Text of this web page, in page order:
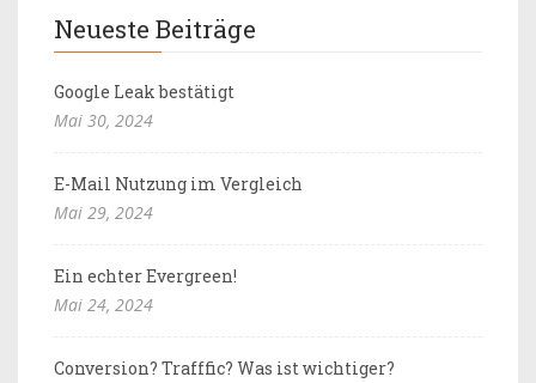
Neueste Beiträge
Google Leak bestätigt
Mai 30, 2024
E-Mail Nutzung im Vergleich
Mai 29, 2024
Ein echter Evergreen!
Mai 24, 2024
Conversion? Trafffic? Was ist wichtiger?